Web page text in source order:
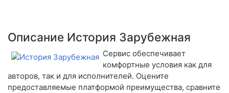
Описание История Зарубежная
Сервис обеспечивает
комфортные условия как для
авторов, так и для исполнителей. Оцените
предоставляемые платформой преимущества, сравните